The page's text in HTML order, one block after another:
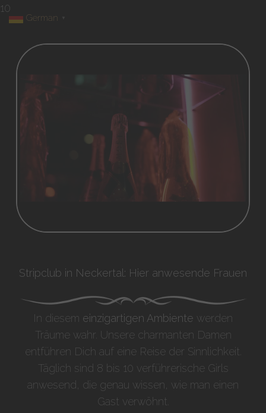
10
Stripclub in Neckertal: Hier anwesende Frauen
In diesem einzigartigen Ambiente werden
Träume wahr. Unsere charmanten Damen
entführen Dich auf eine Reise der Sinnlichkeit.
Täglich sind 8 bis 10 verführerische Girls
anwesend, die genau wissen, wie man einen
Gast verwöhnt.
German